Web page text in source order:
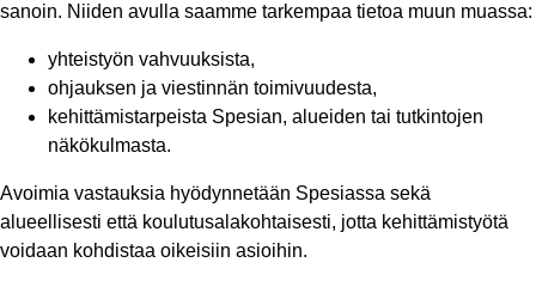
sanoin. Niiden avulla saamme tarkempaa tietoa muun muassa:
yhteistyön vahvuuksista,
ohjauksen ja viestinnän toimivuudesta,
kehittämistarpeista Spesian, alueiden tai tutkintojen
näkökulmasta.
Avoimia vastauksia hyödynnetään Spesiassa sekä
alueellisesti että koulutusalakohtaisesti, jotta kehittämistyötä
voidaan kohdistaa oikeisiin asioihin.